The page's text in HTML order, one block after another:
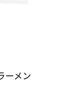
ーメン